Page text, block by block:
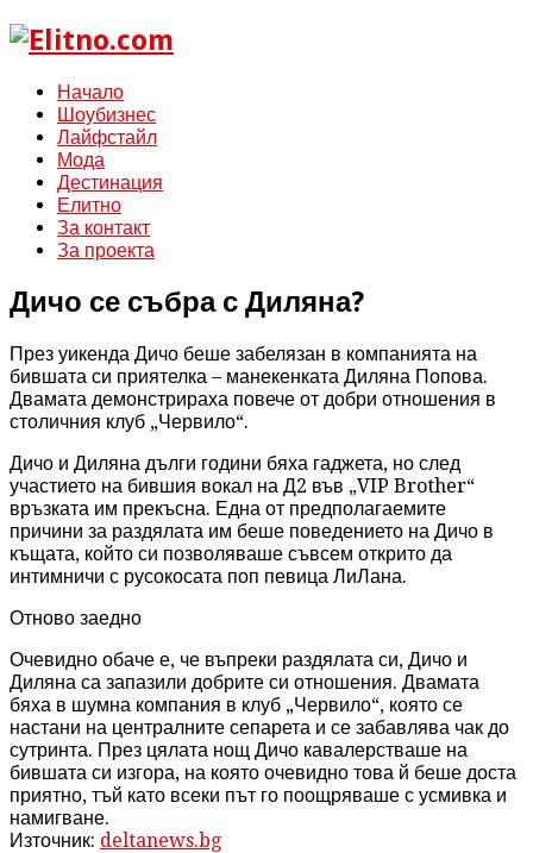
Начало
Шоубизнес
Лайфстайл
Мода
Дестинация
Елитно
За контакт
За проекта
Дичо се събра с Диляна?
През уикенда Дичо беше забелязан в компанията на
бившата си приятелка – манекенката Диляна Попова.
Двамата демонстрираха повече от добри отношения в
столичния клуб „Червило“.
Дичо и Диляна дълги години бяха гаджета, но след
участието на бившия вокал на Д2 във „VIP Brother“
връзката им прекъсна. Една от предполагаемите
причини за раздялата им беше поведението на Дичо в
къщата, който си позволяваше съвсем открито да
интимничи с русокосата поп певица ЛиЛана.
Отново заедно
Очевидно обаче е, че въпреки раздялата си, Дичо и
Диляна са запазили добрите си отношения. Двамата
бяха в шумна компания в клуб „Червило“, която се
настани на централните сепарета и се забавлява чак до
сутринта. През цялата нощ Дичо кавалерстваше на
бившата си изгора, на която очевидно това й беше доста
приятно, тъй като всеки път го поощряваше с усмивка и
намигване.
Източник: deltanews.bg